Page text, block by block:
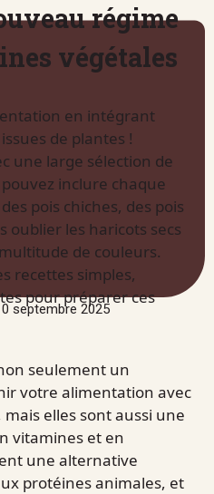
septembre 2025
régime
végétales
en intégrant
de plantes !
une large sélection de
inclure chaque
pois chiches, des pois
oublier les haricots secs
de couleurs.
recettes simples,
pour préparer ces
seulement un
votre alimentation avec
elles sont aussi une
vitamines et en
une alternative
protéines animales, et